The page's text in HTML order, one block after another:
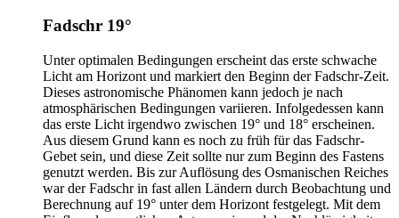
Fadschr 19°
Unter optimalen Bedingungen erscheint das erste schwache
Licht am Horizont und markiert den Beginn der Fadschr-Zeit.
Dieses astronomische Phänomen kann jedoch je nach
atmosphärischen Bedingungen variieren. Infolgedessen kann
das erste Licht irgendwo zwischen 19° und 18° erscheinen.
Aus diesem Grund kann es noch zu früh für das Fadschr-
Gebet sein, und diese Zeit sollte nur zum Beginn des Fastens
genutzt werden. Bis zur Auflösung des Osmanischen Reiches
war der Fadschr in fast allen Ländern durch Beobachtung und
Berechnung auf 19° unter dem Horizont festgelegt. Mit dem